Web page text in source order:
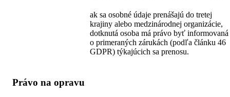
ak sa osobné údaje prenášajú do tretej
krajiny alebo medzinárodnej organizácie,
dotknutá osoba má právo byť informovaná
o primeraných zárukách (podľa článku 46
GDPR) týkajúcich sa prenosu.
Právo na opravu